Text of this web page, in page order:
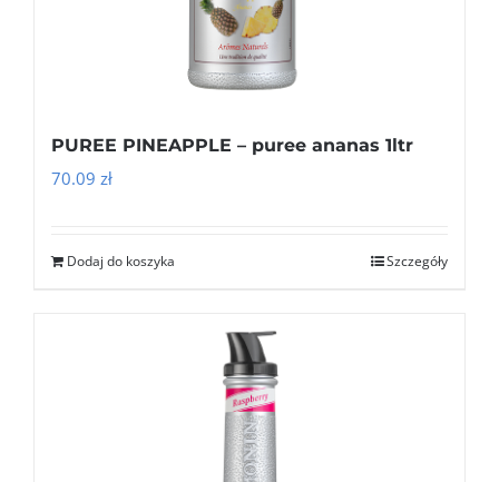
PUREE PINEAPPLE – puree ananas 1ltr
70.09 zł
Dodaj do koszyka Szczegóły